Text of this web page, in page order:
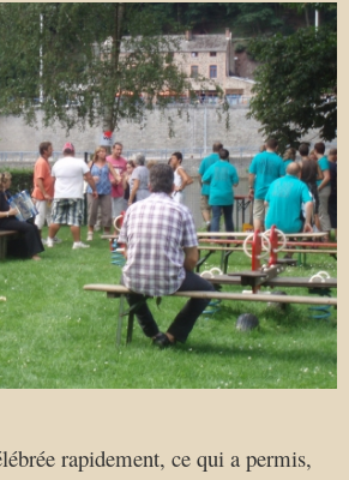
rapidement, ce qui a permis,